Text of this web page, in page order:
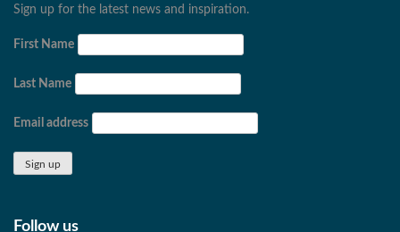
Sign up for the latest news and inspiration.
First Name
Last Name
Email address
Follow us